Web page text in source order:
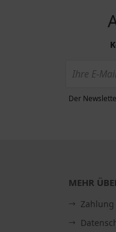
Der
MEHR
Zahlung